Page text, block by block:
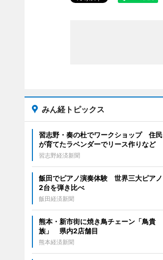
みん経トピックス
習志野・奏の杜でワークショップ 住民
が育てたラベンダーでリース作りなど
習志野経済新聞
飯田でピアノ演奏体験 世界三大ピアノ
2台を弾き比べ
飯田経済新聞
熊本・新市街に焼き鳥チェーン「鳥貴
族」 県内2店舗目
熊本経済新聞